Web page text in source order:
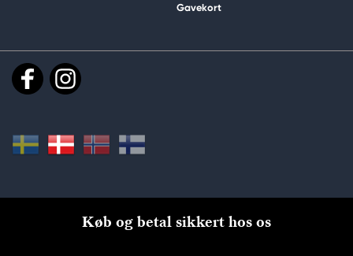
Gavekort
Køb og betal sikkert hos os